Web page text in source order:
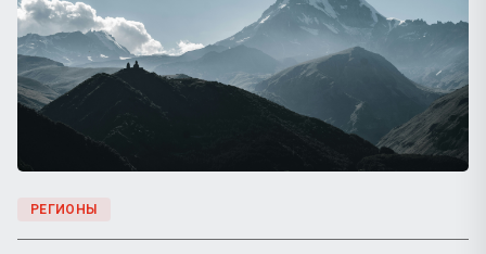
РЕГИОНЫ